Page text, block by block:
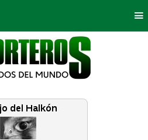
Bogotá
Tierra Deportes
Neira